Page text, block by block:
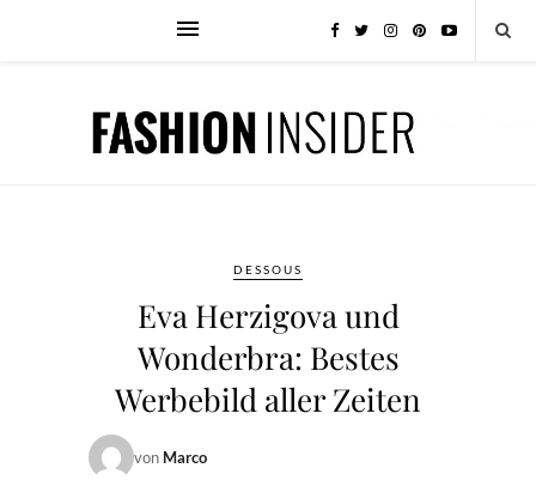
DESSOUS
Eva Herzigova und
Wonderbra: Bestes
Werbebild aller Zeiten
von Marco